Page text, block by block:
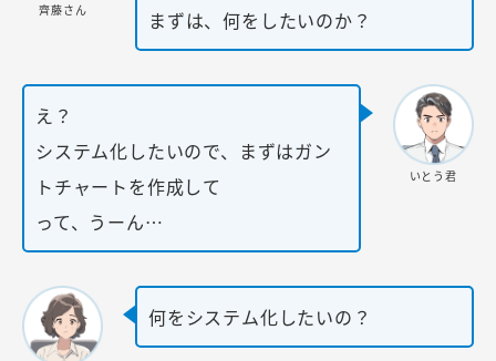
齊藤さん
まずは、何をしたいのか？
え？
システム化したいので、まずはガン
トチャートを作成して
って、うーん…
いとう君
何をシステム化したいの？